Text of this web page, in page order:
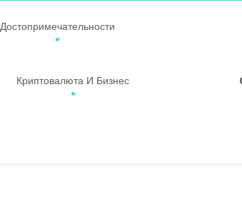
Достопримечательности
Криптовалюта И Бизнес